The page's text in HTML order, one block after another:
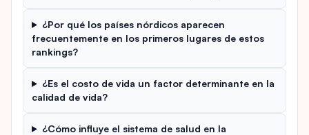
¿Por qué los países nórdicos aparecen
frecuentemente en los primeros lugares de estos
rankings?
¿Es el costo de vida un factor determinante en la
calidad de vida?
¿Cómo influye el sistema de salud en la